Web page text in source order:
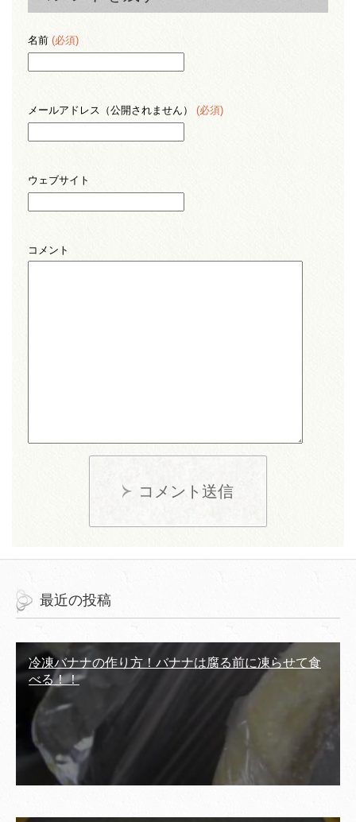
名前 (必須)
メールアドレス（公開されません） (必須)
ウェブサイト
コメント
コメント送信
最近の投稿
冷凍バナナの作り方！バナナは腐る前に凍らせて食
べる！！